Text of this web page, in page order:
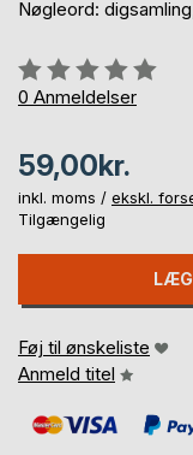
Nøgleord:
Anmeldelse::
0%
0 Anmeldelser
59,00kr.
inkl. moms / ekskl.
Tilgængelig
LÆG
Føj til ønskeliste
Anmeld titel